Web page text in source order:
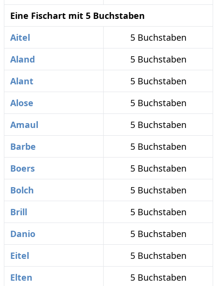
Eine Fischart mit 5 Buchstaben
Aitel
5 Buchstaben
Aland
5 Buchstaben
Alant
5 Buchstaben
Alose
5 Buchstaben
Amaul
5 Buchstaben
Barbe
5 Buchstaben
Boers
5 Buchstaben
Bolch
5 Buchstaben
Brill
5 Buchstaben
Danio
5 Buchstaben
Eitel
5 Buchstaben
Elten
5 Buchstaben